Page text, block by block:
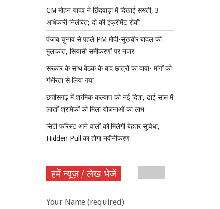
CM मोहन यादव ने छिंदवाड़ा में दिखाई सख्ती, 3
अधिकारी निलंबित; दो की इंक्रीमेंट रोकी
पंजाब चुनाव से पहले PM मोदी-सुखबीर बादल की
मुलाकात, सियासी समीकरणों पर नजर
सरकार के साथ बैठक के बाद छात्रों का दावा- मांगों को
गंभीरता से लिया गया
छत्तीसगढ़ में श्रमिक कल्याण को नई दिशा, ढाई साल में
लाखों श्रमिकों को मिला योजनाओं का लाभ
सिटी फॉरेस्ट आने वालों को मिलेगी बेहतर सुविधा,
Hidden Pull का होगा नवीनीकरण
हमें न्यूज़ / लेख भेजें
Your Name (required)